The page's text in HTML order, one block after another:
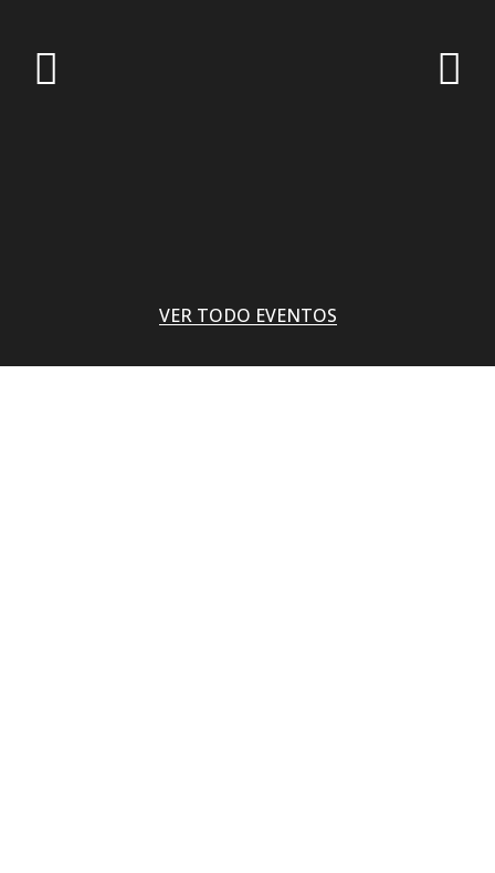
VER TODO EVENTOS